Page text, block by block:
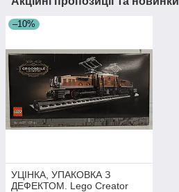
–10%
УЦІНКА, УПАКОВКА З
ДЕФЕКТОМ. Lego Creator